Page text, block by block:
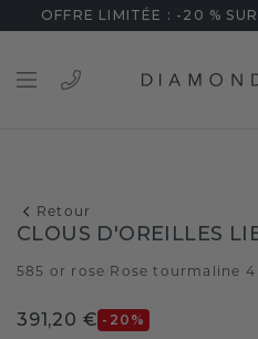
OFFRE LIMITÉE : -20 %
Retour
CLOUS D'OREILLES
585 or rose Rose tourmaline 4
391,20 € -20 %